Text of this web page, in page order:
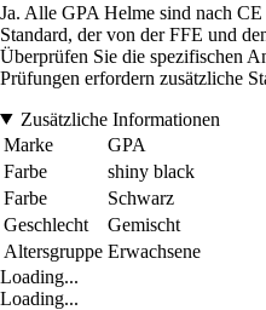
Ja. Alle GPA Helme sind nach
Standard, der von der FFE und
Überprüfen Sie die spezifischen
Prüfungen erfordern zusätzliche
Zusätzliche Informationen
Marke
GPA
Farbe
shiny black
Farbe
Schwarz
Geschlecht
Gemischt
Altersgruppe Erwachsene
Loading...
Loading...